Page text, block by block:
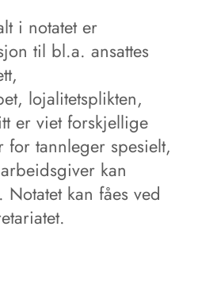
i notatet er
til bl.a. ansattes
lojalitetsplikten,
er viet forskjellige
tannleger spesielt,
kan
kan fåes ved